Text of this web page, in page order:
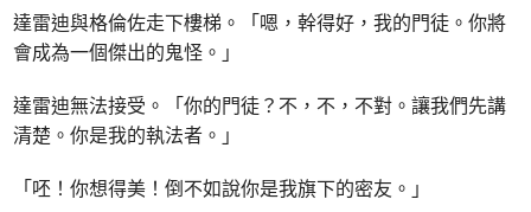
達雷迪與格倫佐走下樓梯。「嗯，幹得好，我的門徒。你將
會成為一個傑出的鬼怪。」
達雷迪無法接受。「你的門徒？不，不，不對。讓我們先講
清楚。你是我的執法者。」
「呸！你想得美！倒不如說你是我旗下的密友。」